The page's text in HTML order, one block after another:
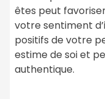
êtes peut
votre sentiment
positifs de votre
estime de soi et
authentique.